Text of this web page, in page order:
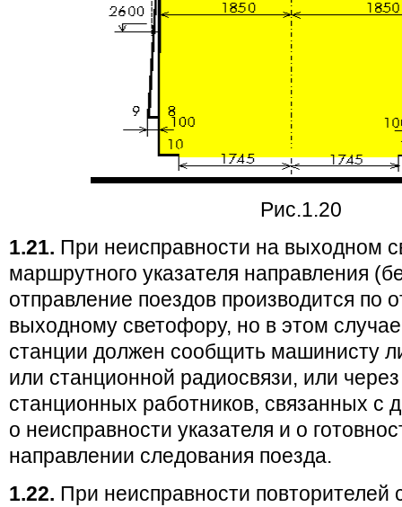
Рис.1.20
1.21. При неисправности на выходном
маршрутного указателя направления
отправление поездов производится по
выходному светофору, но в этом
станции должен сообщить машинисту
или станционной радиосвязи, или
станционных работников, связанных с
о неисправности указателя и о
направлении следования поезда.
1.22. При неисправности повторителей